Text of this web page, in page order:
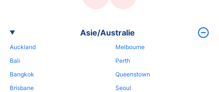
Asie/Australie
Auckland
Bali
Bangkok
Brisbane
Melbourne
Perth
Queenstown
Seoul